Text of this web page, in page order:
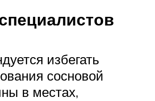
избегать
сосновой
в местах,